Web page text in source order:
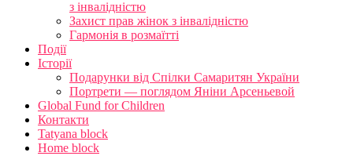
з інвалідністю
Захист прав жінок з інвалідністю
Гармонія в розмаїтті
Події
Історії
Подарунки від Спілки Самаритян України
Портрети — поглядом Яніни Арсеньевой
Global Fund for Children
Контакти
Tatyana block
Home block